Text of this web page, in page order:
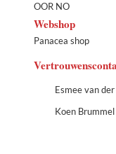
OOR NO
Webshop
Panacea shop
Esmee van
Koen Brummel